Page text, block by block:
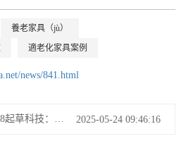
養老家具（jù）
適老化家具案例
news/841.html
2025-05-24 09:46:16